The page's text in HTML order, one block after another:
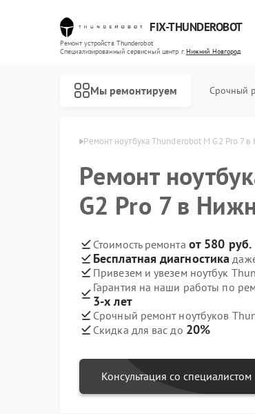
FIX-THUNDEROBOT
Ремонт устройств Thunderobot
Специализированный cервисный центр г.Нижний Новгород
Мы ремонтируем Срочный
Нижнем Новгороде Ремонт ноутбука Thunderobot M G2 Pro 7
Ремонт
G2 Pro 7 в
Стоимость ремонта от 580 руб.
Бесплатная диагностика
Привезем и увезем ноутбук
Гарантия на наши работы по
3-х лет
Срочный ремонт ноутбуков
Скидка для вас до 20%
Консультация со специалистом